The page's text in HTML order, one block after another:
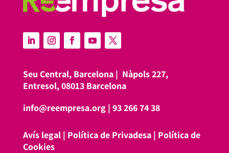
Seu Central, Barcelona | Nàpols 227,
Entresol, 08013 Barcelona
info@reempresa.org| 93 266 74 38
Avís legal| Política de Privadesa| Política de
Cookies